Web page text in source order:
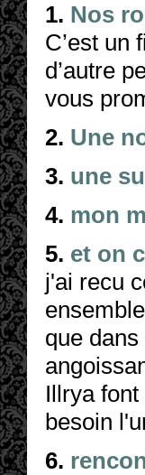
1. Nos
C’est un
d’autre
vous
2. Une
3. une
4. mon
5. et on
j'ai recu
que
Illrya
besoin
6.